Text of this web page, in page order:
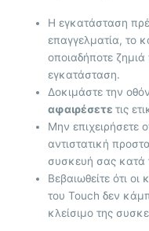
Η εγκατάσταση
επαγγελματία, το
οποιαδήποτε
εγκατάσταση.
Δοκιμάστε την
αφαιρέσετετις
Μην επιχειρήσετε
αντιστατική
συσκευή σας κατά
Βεβαιωθείτε ότι οι
του Touch δεν
κλείσιμο της